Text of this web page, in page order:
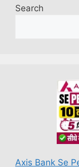
Search
Axis Bank Se